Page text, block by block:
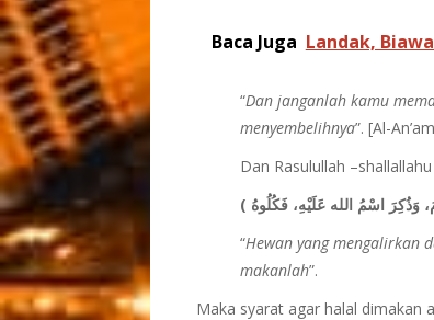
Baca Juga Landak,
“Dan janganlah kamu
menyembelihnya”. [Al-
Dan Rasulullah
“Hewan yang mengalirkan
makanlah”.
Maka syarat agar halal dimakan